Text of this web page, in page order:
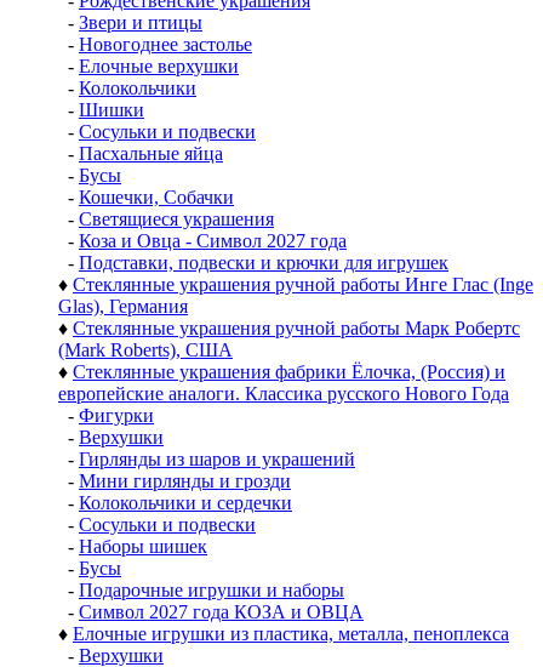
- Звери и птицы
- Новогоднее застолье
- Елочные верхушки
- Колокольчики
- Шишки
- Сосульки и подвески
- Пасхальные яйца
- Бусы
- Кошечки, Собачки
- Светящиеся украшения
- Коза и Овца - Символ 2027 года
- Подставки, подвески и крючки для игрушек
♦ Стеклянные украшения ручной работы Инге Глас (Inge
Glas), Германия
♦ Стеклянные украшения ручной работы Марк Робертс
(Mark Roberts), США
♦ Стеклянные украшения фабрики Ёлочка, (Россия) и
европейские аналоги. Классика русского Нового Года
- Фигурки
- Верхушки
- Гирлянды из шаров и украшений
- Мини гирлянды и грозди
- Колокольчики и сердечки
- Сосульки и подвески
- Наборы шишек
- Бусы
- Подарочные игрушки и наборы
- Символ 2027 года КОЗА и ОВЦА
♦ Елочные игрушки из пластика, металла, пеноплекса
- Верхушки